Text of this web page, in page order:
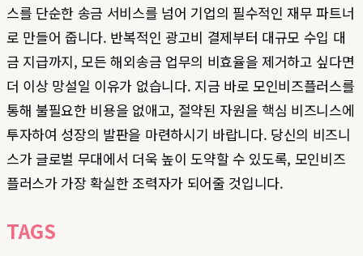
스를 단순한 송금 서비스를 넘어 기업의 필수적인 재무 파트너
로 만들어 줍니다. 반복적인 광고비 결제부터 대규모 수입 대
금 지급까지, 모든 해외송금 업무의 비효율을 제거하고 싶다면
더 이상 망설일 이유가 없습니다. 지금 바로 모인비즈플러스를
통해 불필요한 비용을 없애고, 절약된 자원을 핵심 비즈니스에
투자하여 성장의 발판을 마련하시기 바랍니다. 당신의 비즈니
스가 글로벌 무대에서 더욱 높이 도약할 수 있도록, 모인비즈
플러스가 가장 확실한 조력자가 되어줄 것입니다.
TAGS